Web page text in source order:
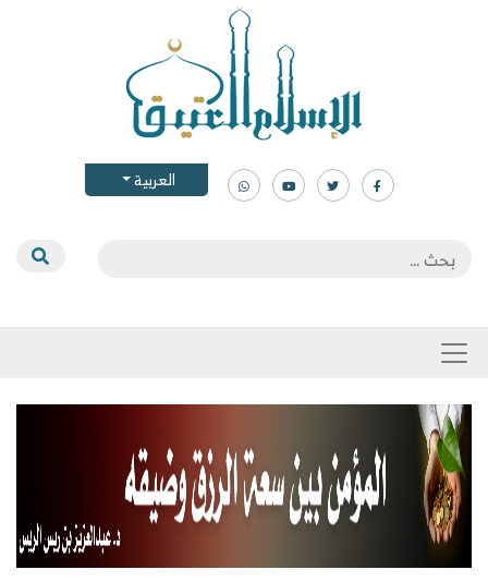
العربية